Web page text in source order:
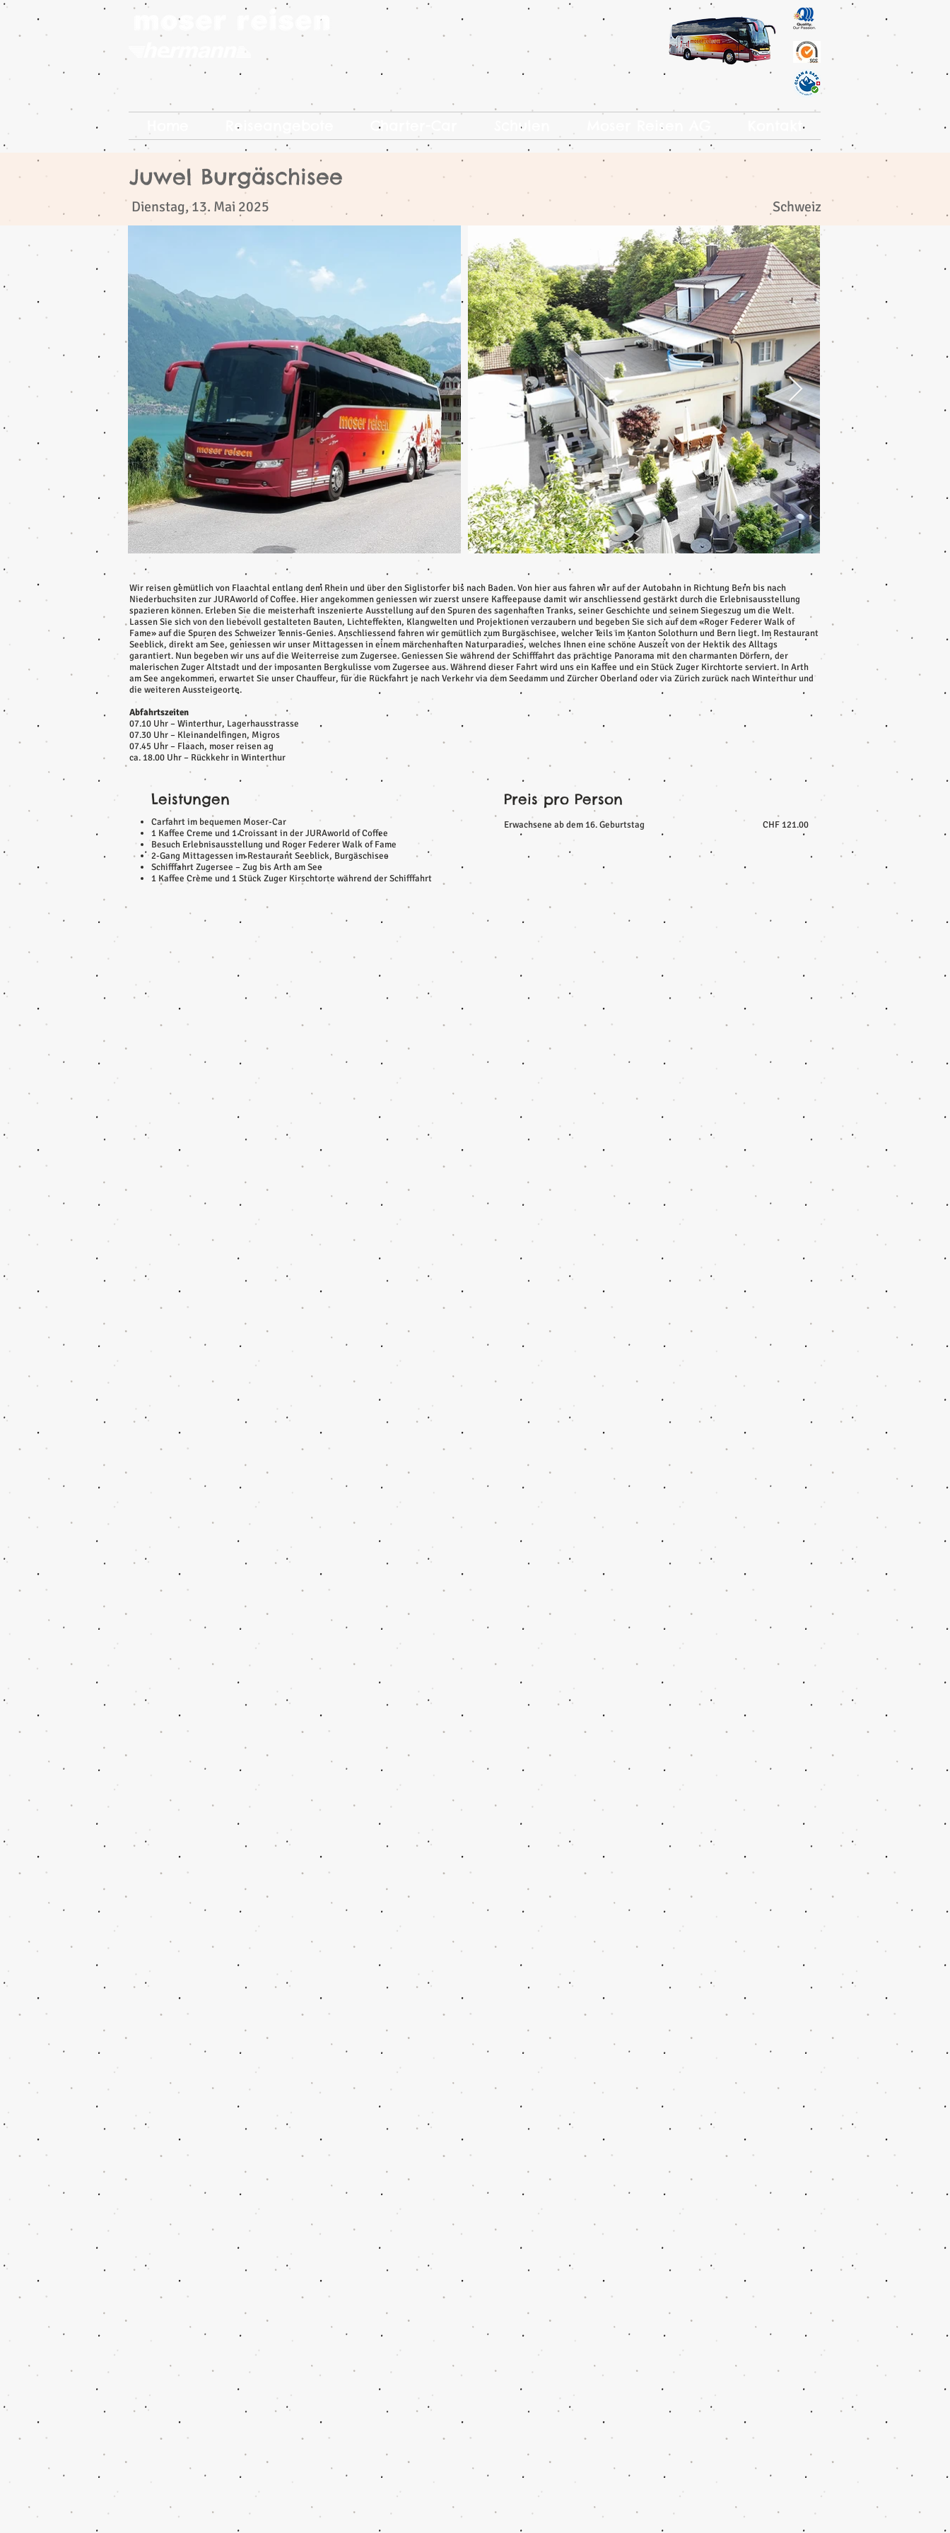
Reiseangebote Charter-Car Schulen Moser Reisen AG
Juwel Burgäschisee
​Dienstag, 13. Mai 2025 Schweiz
Wir reisen gemütlich von Flaachtal entlang dem Rhein und über den Siglistorfer bis nach Baden. Von hier aus fahren wir auf der Autobahn in Richtung Bern bis nach
Niederbuchsiten zur JURAworld of Coffee. Hier angekommen geniessen wir zuerst unsere Kaffeepause damit wir anschliessend gestärkt durch die Erlebnisausstellung
spazieren können. Erleben Sie die meisterhaft inszenierte Ausstellung auf den Spuren des sagenhaften Tranks, seiner Geschichte und seinem Siegeszug um die Welt.
Lassen Sie sich von den liebevoll gestalteten Bauten, Lichteffekten, Klangwelten und Projektionen verzaubern und begeben Sie sich auf dem «Roger Federer Walk of
Fame» auf die Spuren des Schweizer Tennis-Genies. Anschliessend fahren wir gemütlich zum Burgäschisee, welcher Teils im Kanton Solothurn und Bern liegt. Im Restaurant
Seeblick, direkt am See, geniessen wir unser Mittagessen in einem märchenhaften Naturparadies, welches Ihnen eine schöne Auszeit von der Hektik des Alltags
garantiert. Nun begeben wir uns auf die Weiterreise zum Zugersee. Geniessen Sie während der Schifffahrt das prächtige Panorama mit den charmanten Dörfern, der
malerischen Zuger Altstadt und der imposanten Bergkulisse vom Zugersee aus. Während dieser Fahrt wird uns ein Kaffee und ein Stück Zuger Kirchtorte serviert. In Arth
am See angekommen, erwartet Sie unser Chauffeur, für die Rückfahrt je nach Verkehr via dem Seedamm und Zürcher Oberland oder via Zürich zurück nach Winterthur und
die weiteren Aussteigeorte.
Abfahrtszeiten
07.10 Uhr – Winterthur, Lagerhausstrasse
07.30 Uhr – Kleinandelfingen, Migros
07.45 Uhr – Flaach, moser reisen ag
ca. 18.00 Uhr – Rückkehr in Winterthur
Leistungen
Carfahrt im bequemen Moser-Car
1 Kaffee Creme und 1 Croissant in der JURAworld of Coffee
Besuch Erlebnisausstellung und Roger Federer Walk of Fame
2-Gang Mittagessen im Restaurant Seeblick, Burgäschisee
Schifffahrt Zugersee – Zug bis Arth am See
1 Kaffee Crème und 1 Stück Zuger Kirschtorte während der Schifffahrt
Preis pro Person
Erwachsene ab dem 16. Geburtstag CHF 121.00